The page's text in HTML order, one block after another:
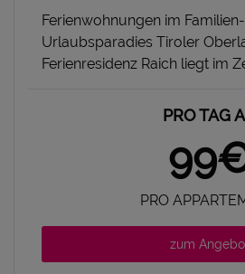
Ferienwohnungen im
Urlaubsparadies Tiroler
Ferienresidenz Raich liegt im
PRO TAG
PRO
zum